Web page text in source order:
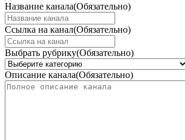
Название канала(Обязательно)
Ссылка на канал(Обязательно)
Выбрать рубрику(Обязательно)
Описание канала(Обязательно)